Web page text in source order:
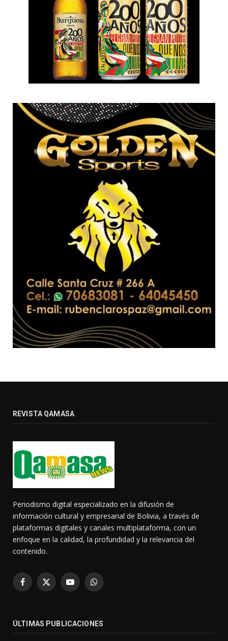
REVISTA QAMASA
Periodismo digital especializado en la difusión de
información cultural y empresarial de Bolivia, a través de
plataformas digitales y canales multiplataforma, con un
enfoque en la calidad, la profundidad y la relevancia del
contenido.
Facebook
X
YouTubeWhatsApp
ÚLTIMAS PUBLICACIONES